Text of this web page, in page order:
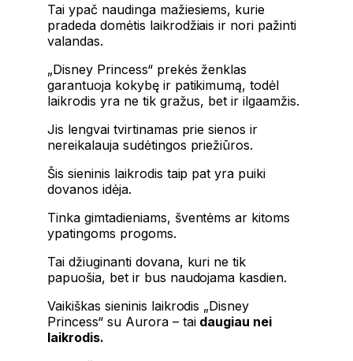
Tai ypač naudinga mažiesiems, kurie
pradeda domėtis laikrodžiais ir nori pažinti
valandas.
„Disney Princess“ prekės ženklas
garantuoja kokybę ir patikimumą, todėl
laikrodis yra ne tik gražus, bet ir ilgaamžis.
Jis lengvai tvirtinamas prie sienos ir
nereikalauja sudėtingos priežiūros.
Šis sieninis laikrodis taip pat yra puiki
dovanos idėja.
Tinka gimtadieniams, šventėms ar kitoms
ypatingoms progoms.
Tai džiuginanti dovana, kuri ne tik
papuošia, bet ir bus naudojama kasdien.
Vaikiškas sieninis laikrodis „Disney
Princess“ su Aurora – tai daugiau nei
laikrodis.